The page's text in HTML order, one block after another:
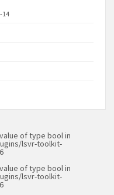
14
of type bool in
lsvr-toolkit-
of type bool in
lsvr-toolkit-